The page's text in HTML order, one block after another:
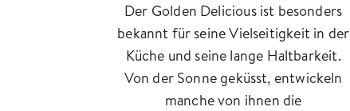
Der Golden Delicious ist besonders
bekannt für seine Vielseitigkeit in der
Küche und seine lange Haltbarkeit.
Von der Sonne geküsst, entwickeln
manche von ihnen die